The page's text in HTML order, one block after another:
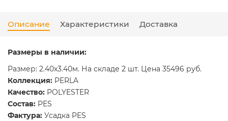
Описание Характеристики Доставка
Размеры в наличии:
Размер: 2.40x3.40м. На складе 2 шт. Цена 35496 руб.
Коллекция: PERLA
Качество: POLYESTER
Состав: PES
Фактура: Усадка PES